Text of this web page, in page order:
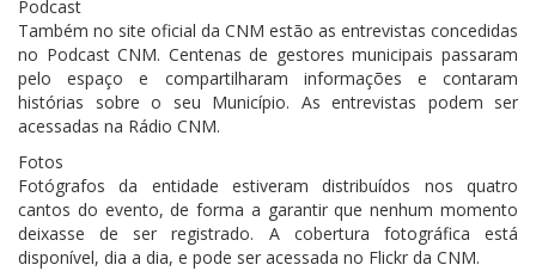
Podcast
Também no site oficial da CNM estão as entrevistas concedidas
no Podcast CNM. Centenas de gestores municipais passaram
pelo espaço e compartilharam informações e contaram
histórias sobre o seu Município. As entrevistas podem ser
acessadas na Rádio CNM.
Fotos
Fotógrafos da entidade estiveram distribuídos nos quatro
cantos do evento, de forma a garantir que nenhum momento
deixasse de ser registrado. A cobertura fotográfica está
disponível, dia a dia, e pode ser acessada no Flickr da CNM.